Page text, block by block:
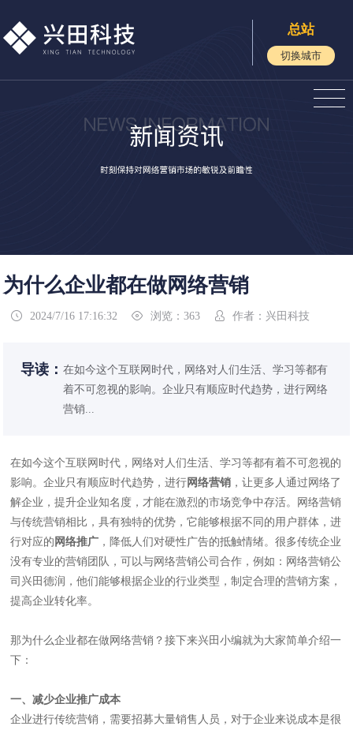
总站
切换城市
为什么企业都在做网络营销
 2024/7/16 17:16:32  浏览：363  作者：兴田科技
导读：在如今这个互联网时代，网络对人们生活、学习等都有
着不可忽视的影响。企业只有顺应时代趋势，进行网络
营销...
在如今这个互联网时代，网络对人们生活、学习等都有着不可忽视的
影响。企业只有顺应时代趋势，进行网络营销 ，让更多人通过网络了
解企业，提升企业知名度，才能在激烈的市场竞争中存活。网络营销
与传统营销相比，具有独特的优势，它能够根据不同的用户群体，进
行对应的 网络推广 ，降低人们对硬性广告的抵触情绪。很多传统企业
没有专业的营销团队，可以与网络营销公司合作，例如：网络营销公
司兴田德润，他们能够根据企业的行业类型，制定合理的营销方案，
提高企业转化率。
那为什么企业都在做网络营销？接下来兴田小编就为大家简单介绍一
下：
一、减少企业推广成本
企业进行传统营销，需要招募大量销售人员，对于企业来说成本是很